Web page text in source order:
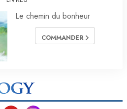
Le chemin du bonheur
COMMANDER